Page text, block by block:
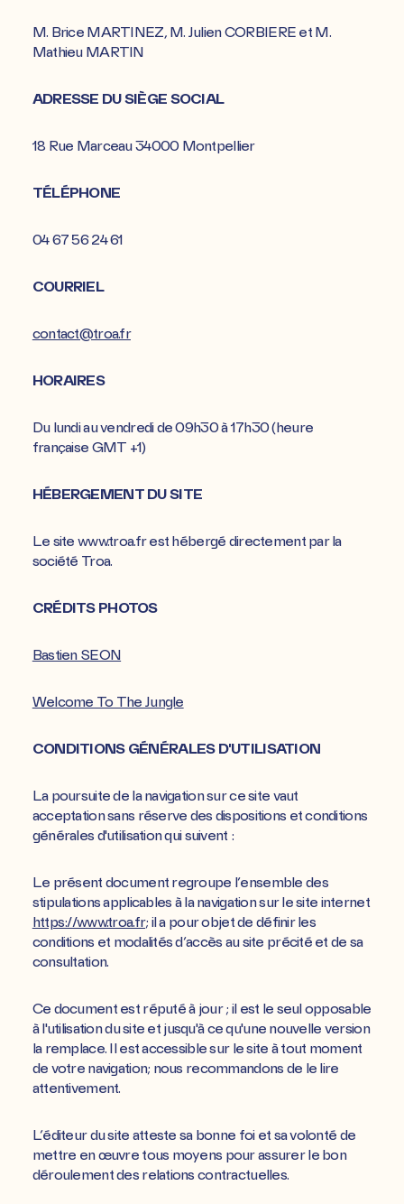
M. Brice MARTINEZ, M. Julien CORBIERE et M.
Mathieu MARTIN
ADRESSE DU SIÈGE SOCIAL
18 Rue Marceau 34000 Montpellier
TÉLÉPHONE
04 67 56 24 61
COURRIEL
contact@troa.fr
HORAIRES
Du lundi au vendredi de 09h30 à 17h30 (heure
française GMT +1)
HÉBERGEMENT DU SITE
Le site www.troa.fr est hébergé directement par la
société Troa.
CRÉDITS PHOTOS
Bastien SEON
Welcome To The Jungle
CONDITIONS GÉNÉRALES D'UTILISATION
La poursuite de la navigation sur ce site vaut
acceptation sans réserve des dispositions et conditions
générales d'utilisation qui suivent :
Le présent document regroupe l’ensemble des
stipulations applicables à la navigation sur le site internet
https://www.troa.fr; il a pour objet de définir les
conditions et modalités d’accès au site précité et de sa
consultation.
Ce document est réputé à jour ; il est le seul opposable
à l'utilisation du site et jusqu'à ce qu'une nouvelle version
la remplace. Il est accessible sur le site à tout moment
de votre navigation; nous recommandons de le lire
attentivement.
L’éditeur du site atteste sa bonne foi et sa volonté de
mettre en œuvre tous moyens pour assurer le bon
déroulement des relations contractuelles.